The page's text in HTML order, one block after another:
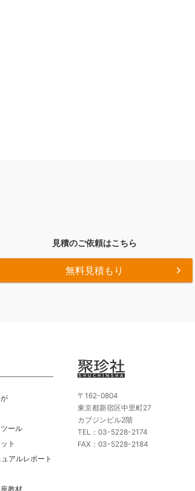
見積のご依頼はこちら
無料見積もり
ール
ト
アルレポート
教材
〒162-0804
東京都新宿区中里町27
カブジンビル2階
TEL：03-5228-2174
FAX：03-5228-2184